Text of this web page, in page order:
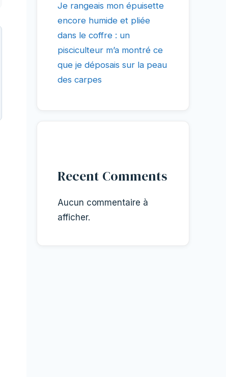
Je rangeais mon épuisette
encore humide et pliée
dans le coffre : un
pisciculteur m’a montré ce
que je déposais sur la peau
des carpes
Recent Comments
Aucun commentaire à
afficher.